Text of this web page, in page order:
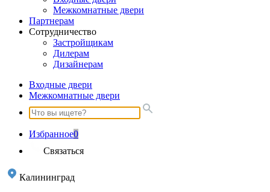
Межкомнатные двери
Партнерам
Сотрудничество
Застройщикам
Дилерам
Дизайнерам
Входные двери
Межкомнатные двери
Избранное0
Связаться
Калининград